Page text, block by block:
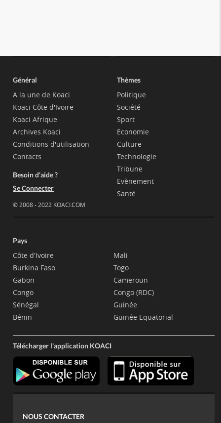
Général
A la une de Koaci
Koaci Côte d'Ivoire
Koaci Afrique
Archives Koaci
Conditions d'utilisation
Contacts
Besoin d'aide ?
Se Connecter
© 2008 - 2022 KOACI.COM
Thèmes
Politique
Société
Sport
Economie
Culture
Technologie
Tribune
Evènement
Santé
Pays
Côte d'Ivoire
Burkina Faso
Gabon
Congo
Sénégal
Bénin
Mali
Togo
Cameroun
Congo (RDC)
Guinée
Guinée Equatorial
Télécharger l'application KOACI
NOUS CONTACTER